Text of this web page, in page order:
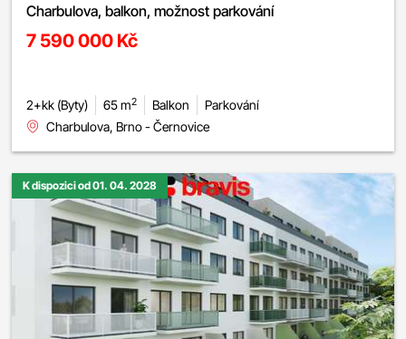
Charbulova, balkon, možnost parkování
7 590 000 Kč
2+kk (Byty) 65 m2 Balkon
Parkování
Charbulova, Brno - Černovice
K dispozici od 01. 04. 2028